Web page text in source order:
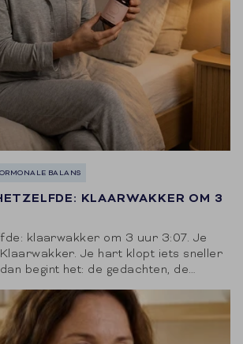
BALANS
KLAARWAKKER OM 3
klaarwakker om 3 uur 3:07. Je
Klaarwakker. Je hart klopt iets sneller
begint het: de gedachten, de